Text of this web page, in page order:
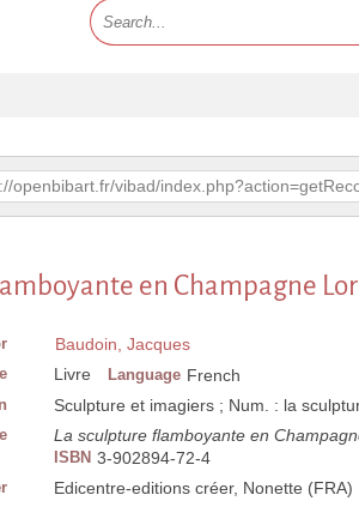
openbibart.fr/vibad/
en Champagne
Baudoin, Jacques
Livre Language French
Sculpture et imagiers ; Num. : la
La sculpture flamboyante en
ISBN 3-902894-72-4
Edicentre-editions créer, Nonette (FRA)